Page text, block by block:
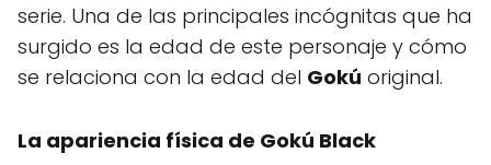
serie. Una de las principales incógnitas que ha
surgido es la edad de este personaje y cómo
se relaciona con la edad del Gokú original.
La apariencia física de Gokú Black